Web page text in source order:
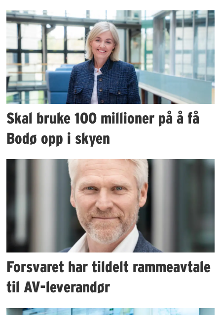
Skal bruke 100 millioner på å få
Bodø opp i skyen
Forsvaret har tildelt rammeavtale
til AV-leverandør